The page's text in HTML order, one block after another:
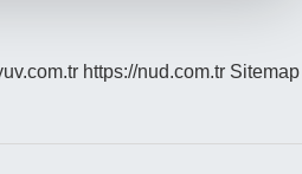
https://nud.com.tr Sitemap